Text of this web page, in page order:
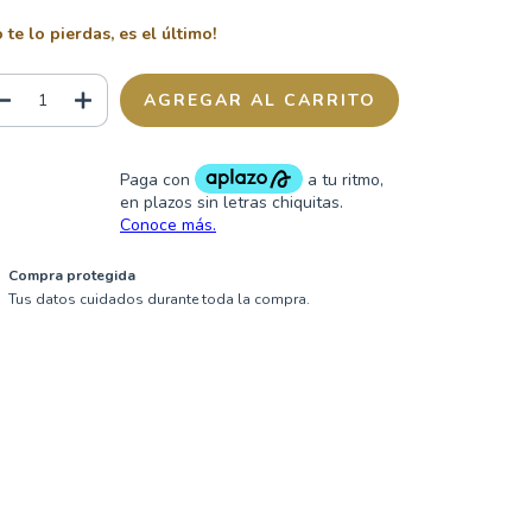
te lo pierdas, es el último!
Compra protegida
Tus datos cuidados durante toda la compra.